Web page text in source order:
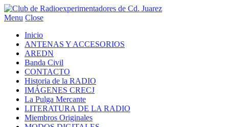
Menu Close
Inicio
ANTENAS Y ACCESORIOS
AREDN
Banda Civil
CONTACTO
Historia de la RADIO
IMÁGENES CRECJ
La Pulga Mercante
LITERATURA DE LA RADIO
Miembros Originales